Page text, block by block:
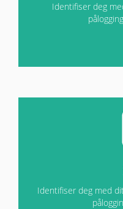
Identifiser deg
Identifiser deg med